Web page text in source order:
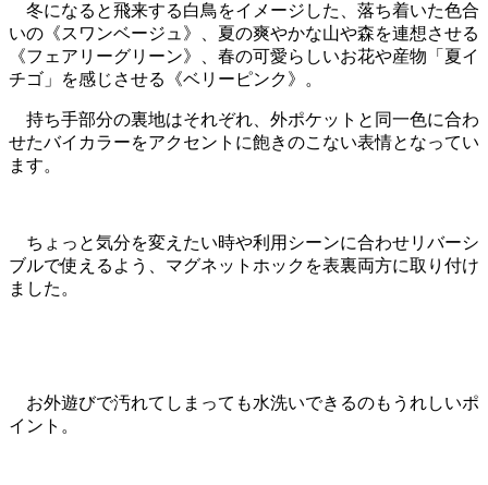
冬になると飛来する白鳥をイメージした、落ち着いた色合
いの《スワンベージュ》、夏の爽やかな山や森を連想させる
《フェアリーグリーン》、春の可愛らしいお花や産物「夏イ
チゴ」を感じさせる《ベリーピンク》。
持ち手部分の裏地はそれぞれ、外ポケットと同一色に合わ
せたバイカラーをアクセントに飽きのこない表情となってい
ます。
ちょっと気分を変えたい時や利用シーンに合わせリバーシ
ブルで使えるよう、マグネットホックを表裏両方に取り付け
ました。
お外遊びで汚れてしまっても水洗いできるのもうれしいポ
イント。